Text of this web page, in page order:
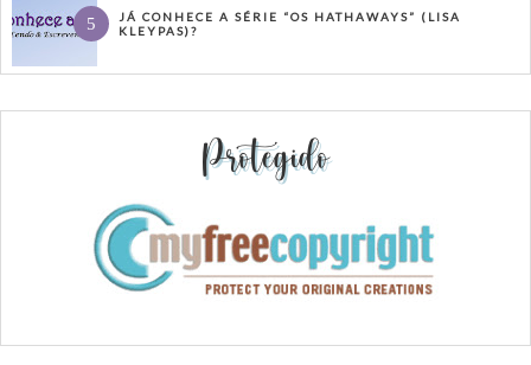
JÁ CONHECE A SÉRIE “OS HATHAWAYS” (LISA
KLEYPAS)?
Protegido